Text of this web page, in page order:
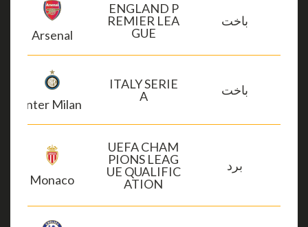
باخت
ENGLAND P
REMIER LEA
GUE
Arsenal
باخت
ITALY SERIE
A
Inter Milan
برد
UEFA CHAM
PIONS LEAG
UE QUALIFIC
ATION
Monaco